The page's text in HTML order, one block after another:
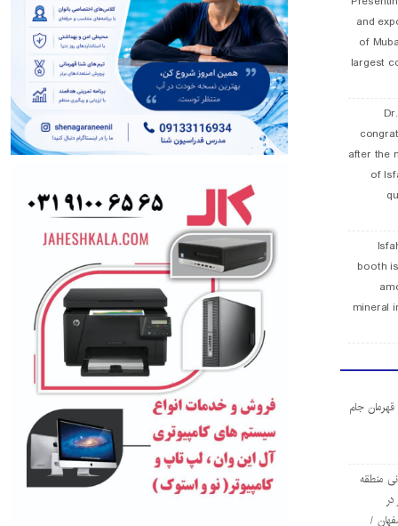
and
of
largest
after the
of
booth
mineral
قهرمان جام
منطقه
/